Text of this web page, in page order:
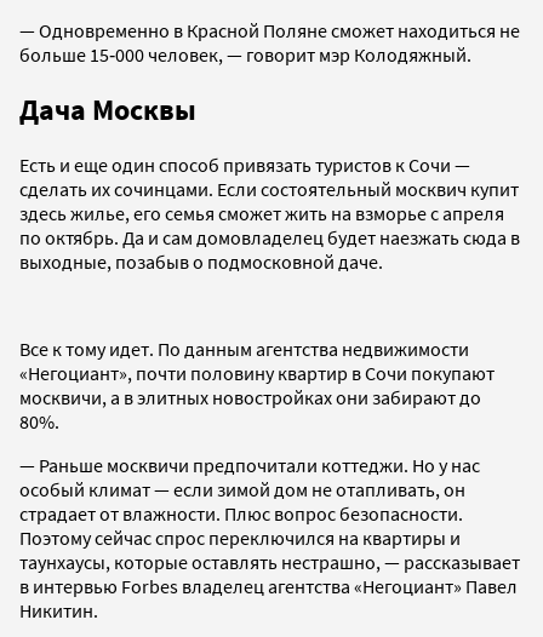
— Одновременно в Красной Поляне сможет находиться не
больше 15‑000 человек, — говорит мэр Колодяжный.
Дача Москвы
Есть и еще один способ привязать туристов к Сочи —
сделать их сочинцами. Если состоятельный москвич купит
здесь жилье, его семья сможет жить на взморье с апреля
по октябрь. Да и сам домовладелец будет наезжать сюда в
выходные, позабыв о подмосковной даче.
Все к тому идет. По данным агентства недвижимости
«Негоциант», почти половину квартир в Сочи покупают
москвичи, а в элитных новостройках они забирают до
80%.
— Раньше москвичи предпочитали коттеджи. Но у нас
особый климат — если зимой дом не отапливать, он
страдает от влажности. Плюс вопрос безопасности.
Поэтому сейчас спрос переключился на квартиры и
таунхаусы, которые оставлять нестрашно, — рассказывает
в интервью Forbes владелец агентства «Негоциант» Павел
Никитин.